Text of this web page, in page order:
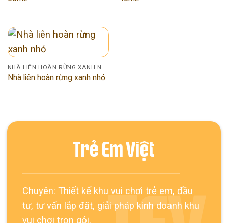
Nhà liên hoàn rừng xanh nhỏ
Trẻ Em Việt
Chuyên: Thiết kế khu vui chơi trẻ em, đầu
tư, tư vấn lắp đặt, giải pháp kinh doanh khu
vui chơi trọn gói.